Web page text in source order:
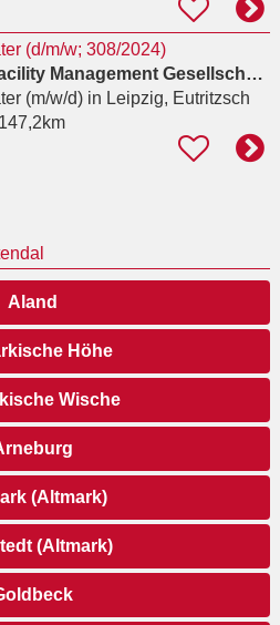
(d/m/w; 308/2024)
St. Georg Facility Management Gesellschaft mbH
(m/w/d)in Leipzig, Eutritzsch
147,2km
Aland
Höhe
Wische
(Altmark)
(Altmark)